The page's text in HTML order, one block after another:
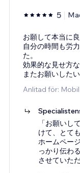
5
お願して本当に良
自分の時間も労
た。
効果的な見せ方
またお願いしたい
Anlitad för:
「お願いし
けて、とて
ホームペー
っかり伝わ
させていた